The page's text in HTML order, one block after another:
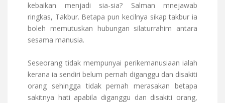
kebaikan menjadi sia-sia? Salman mnejawab
ringkas, Takbur. Betapa pun kecilnya sikap takbur ia
boleh memutuskan hubungan silaturrahim antara
sesama manusia.
Seseorang tidak mempunyai perikemanusiaan ialah
kerana ia sendiri belum pernah diganggu dan disakiti
orang sehingga tidak pernah merasakan betapa
sakitnya hati apabila diganggu dan disakiti orang,